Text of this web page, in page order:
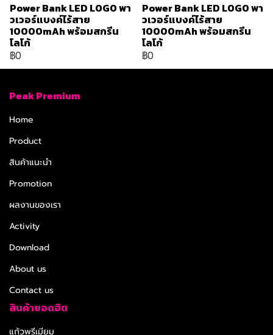
Power Bank LED LOGO พา
วเวอร์แบงค์ไร้สาย
10000mAh พร้อมสกรีน
โลโก้
฿0
Power Bank LED LOGO พา
วเวอร์แบงค์ไร้สาย
10000mAh พร้อมสกรีน
โลโก้
฿0
Peak Premium
Home
Product
สินค้าแนะนำ
Promotion
ผลงานของเรา
Activity
Download
About us
Contact us
สินค้ายอดฮิต
แก้วพรีเมียม